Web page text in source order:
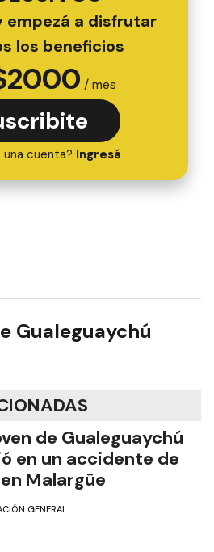
empezá a disfrutar
los beneficios
2000 / mes
una cuenta? Ingresá
Gualeguaychú
de Gualeguaychú
en un accidente de
Malargüe
GENERAL